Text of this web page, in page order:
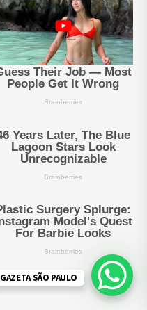
GAZETA SÃO PAULO